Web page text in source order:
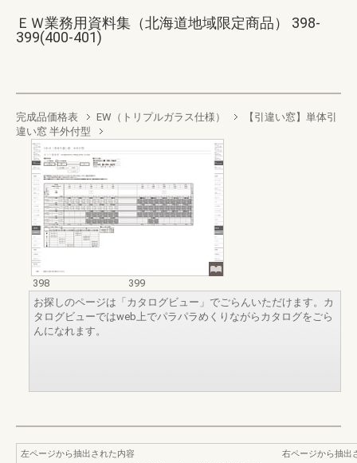
ＥＷ業務用資料集（北海道地域限定商品） 398-
399(400-401)
完成品価格表 EW（トリプルガラス仕様）
【引違い窓】単体引
違い窓 半外付型
398
399
お探しのページは「カタログビュー」でごらんいただけます。カ
タログビューではweb上でパラパラめくりながらカタログをごら
んになれます。
左ページから抽出された内容
右ページから抽出